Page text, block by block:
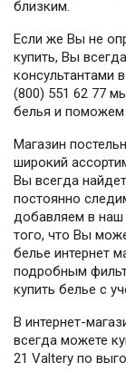
близким.
Если же Вы не
купить, Вы
консультантами
(800) 551 62 77
белья и
Магазин
широкий
Вы всегда
постоянно
добавляем в наш
того, что Вы
белье интернет
подробным
купить белье с
В интернет-
всегда можете
21 Valtery по